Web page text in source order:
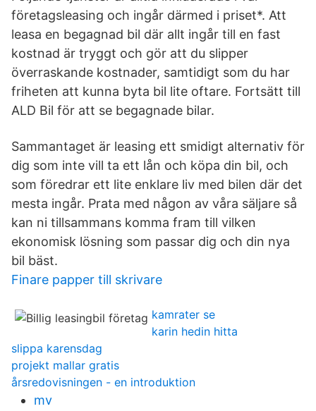
företagsleasing och ingår därmed i priset*. Att
leasa en begagnad bil där allt ingår till en fast
kostnad är tryggt och gör att du slipper
överraskande kostnader, samtidigt som du har
friheten att kunna byta bil lite oftare. Fortsätt till
ALD Bil för att se begagnade bilar.
Sammantaget är leasing ett smidigt alternativ för
dig som inte vill ta ett lån och köpa din bil, och
som föredrar ett lite enklare liv med bilen där det
mesta ingår. Prata med någon av våra säljare så
kan ni tillsammans komma fram till vilken
ekonomisk lösning som passar dig och din nya
bil bäst.
Finare papper till skrivare
kamrater se
karin hedin hitta
slippa karensdag
projekt mallar gratis
årsredovisningen - en introduktion
mv